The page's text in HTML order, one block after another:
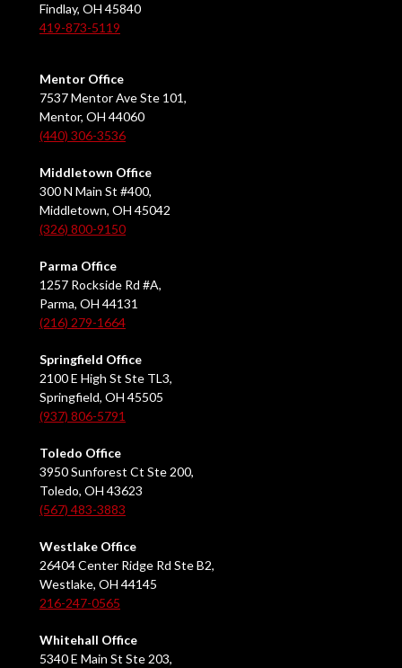
Findlay, OH 45840
419-873-5119
Mentor Office
7537 Mentor Ave Ste 101,
Mentor, OH 44060
(440) 306-3536
Middletown Office
300 N Main St #400,
Middletown, OH 45042
(326) 800-9150
Parma Office
1257 Rockside Rd #A,
Parma, OH 44131
(216) 279-1664
Springfield Office
2100 E High St Ste TL3,
Springfield, OH 45505
(937) 806-5791
Toledo Office
3950 Sunforest Ct Ste 200,
Toledo, OH 43623
(567) 483-3883
Westlake Office
26404 Center Ridge Rd Ste B2,
Westlake, OH 44145
216-247-0565
Whitehall Office
5340 E Main St Ste 203,